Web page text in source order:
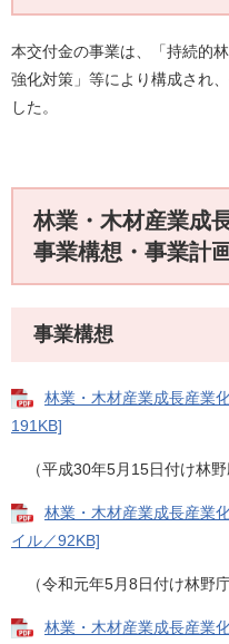
本交付金の事業は、「持続的
強化対策」等により構成され
した。
林業・木材産業成
事業構想・事業計
事業構想
林業・木材産業成長産業
191KB]
（平成30年5月15日付け林野
林業・木材産業成長産業
イル／92KB]
（令和元年5月8日付け林野庁
林業・木材産業成長産業